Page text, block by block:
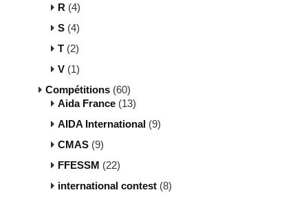
R (4)
S (4)
T (2)
V (1)
Compétitions (60)
Aida France (13)
AIDA International (9)
CMAS (9)
FFESSM (22)
international contest (8)